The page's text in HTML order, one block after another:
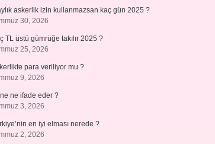
askerlik izin kullanmazsan kaç gün 2025 ?
30, 2026
TL üstü gümrüğe takılır 2025 ?
25, 2026
para veriliyor mu ?
9, 2026
ne ifade eder ?
3, 2026
en iyi elması nerede ?
2, 2026